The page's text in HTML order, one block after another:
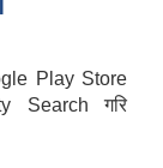
Play Store
Search गरि